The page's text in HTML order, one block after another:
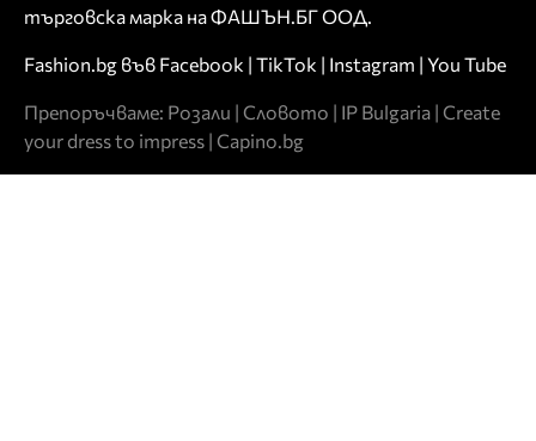
търговска марка на ФАШЪН.БГ ООД.
Fashion.bg във Facebook | TikTok | Instagram | You Tube
Препоръчваме: Розали | Словото | IP Bulgaria | Create
your dress to impress | Capino.bg